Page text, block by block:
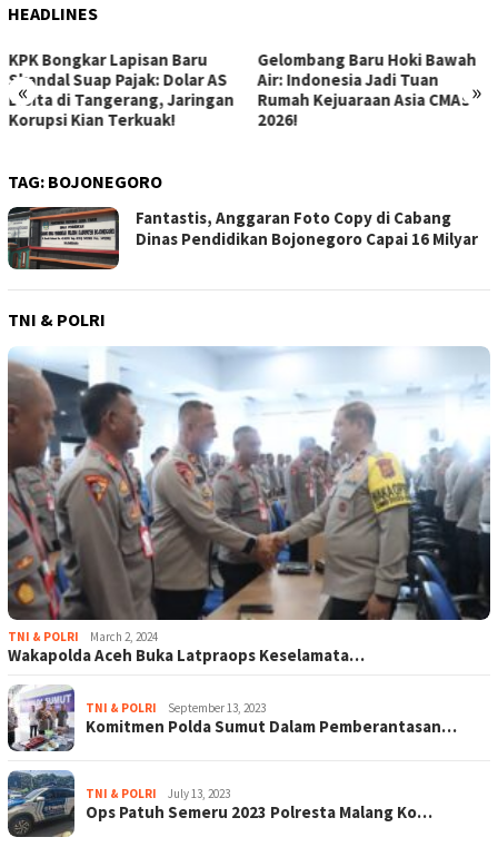
HEADLINES
« »
Gelombang Baru Hoki Bawah
Air: Indonesia Jadi Tuan
Rumah Kejuaraan Asia CMAS
2026!
Revolusi Gizi Anak Bangsa:
Menguak Dampak Positif
Program Makan Bergizi Gratis
di Sekolah
TAG: BOJONEGORO
Fantastis, Anggaran Foto Copy di Cabang
Dinas Pendidikan Bojonegoro Capai 16 Milyar
TNI & POLRI
TNI & POLRI March 2, 2024
Wakapolda Aceh Buka Latpraops Keselamata…
TNI & POLRI September 13, 2023
Komitmen Polda Sumut Dalam Pemberantasan…
TNI & POLRI July 13, 2023
Ops Patuh Semeru 2023 Polresta Malang Ko…